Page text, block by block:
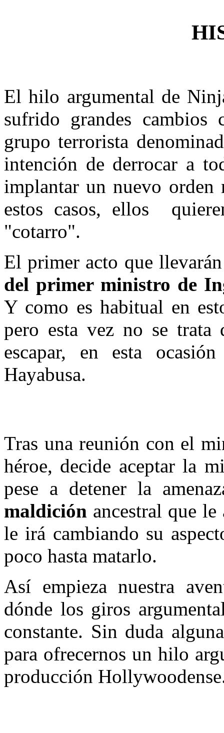
El hilo argumental de
sufrido grandes cambios
grupo terrorista
intención de derrocar a
implantar un nuevo orden
estos casos, ellos
"cotarro".
El primer acto que
del primer ministro de
Y como es habitual en
pero esta vez no se
escapar, en esta
Hayabusa.
Tras una reunión con el
héroe, decide aceptar la
pese a detener la
maldición ancestral que
le irá cambiando su
poco hasta matarlo.
Así empieza nuestra
dónde los giros
constante. Sin duda
para ofrecernos un hilo
producción